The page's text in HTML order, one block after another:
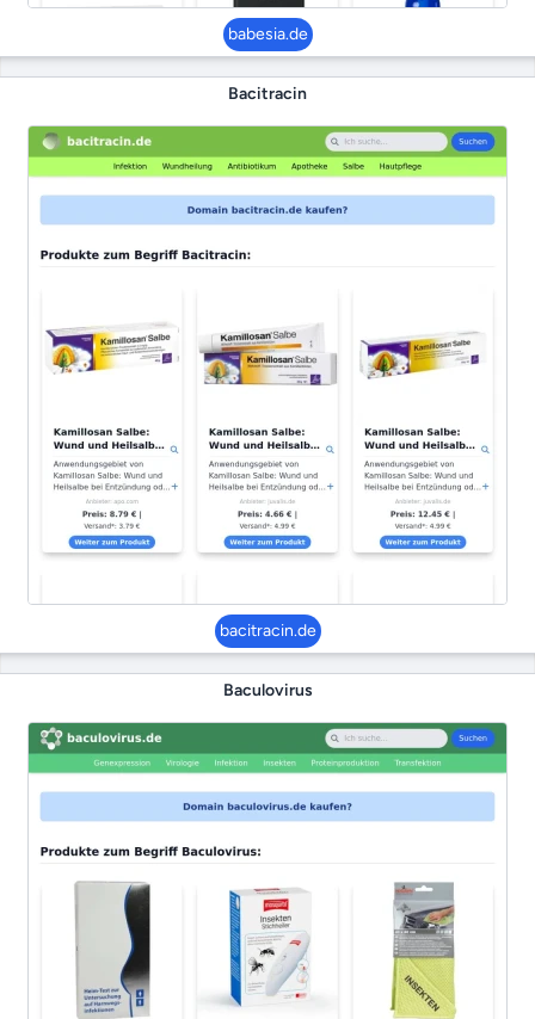
babesia.de
Bacitracin
bacitracin.de
Baculovirus